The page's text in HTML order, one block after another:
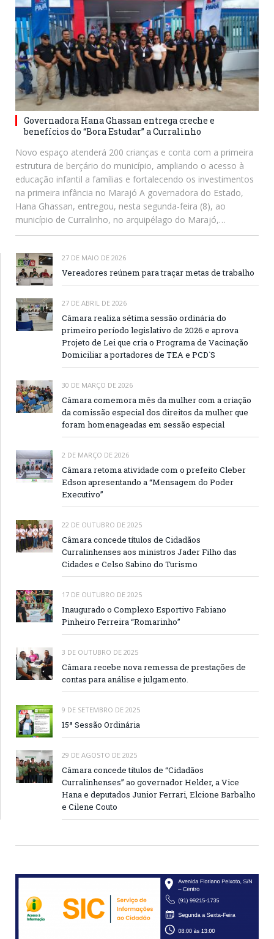
Governadora Hana Ghassan entrega creche e
benefícios do “Bora Estudar” a Curralinho
Novo espaço atenderá 200 crianças e conta com a primeira
estrutura de berçário do município, ampliando o acesso à
educação infantil a famílias e fortalecendo os investimentos
na primeira infância no Marajó A governadora do Estado,
Hana Ghassan, entregou, nesta segunda-feira (8), ao
município de Curralinho, no arquipélago do Marajó,…
27 DE MAIO DE 2026
Vereadores reúnem para traçar metas de trabalho
27 DE ABRIL DE 2026
Câmara realiza sétima sessão ordinária do
primeiro período legislativo de 2026 e aprova
Projeto de Lei que cria o Programa de Vacinação
Domiciliar a portadores de TEA e PCD`S
30 DE MARÇO DE 2026
Câmara comemora mês da mulher com a criação
da comissão especial dos direitos da mulher que
foram homenageadas em sessão especial
2 DE MARÇO DE 2026
Câmara retoma atividade com o prefeito Cleber
Edson apresentando a “Mensagem do Poder
Executivo”
22 DE OUTUBRO DE 2025
Câmara concede títulos de Cidadãos
Curralinhenses aos ministros Jader Filho das
Cidades e Celso Sabino do Turismo
17 DE OUTUBRO DE 2025
Inaugurado o Complexo Esportivo Fabiano
Pinheiro Ferreira “Romarinho”
3 DE OUTUBRO DE 2025
Câmara recebe nova remessa de prestações de
contas para análise e julgamento.
9 DE SETEMBRO DE 2025
15ª Sessão Ordinária
29 DE AGOSTO DE 2025
Câmara concede títulos de “Cidadãos
Curralinhenses” ao governador Helder, a Vice
Hana e deputados Junior Ferrari, Elcione Barbalho
e Cilene Couto